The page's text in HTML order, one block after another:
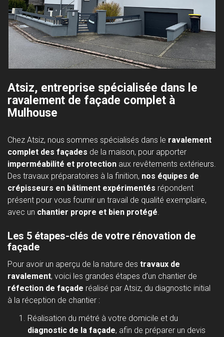
Atsiz, entreprise spécialisée dans le
ravalement de façade complet à
Mulhouse
Chez Atsiz, nous sommes spécialisés dans le ravalement
complet des façades de la maison, pour apporter
imperméabilité et protection aux revêtements extérieurs.
Des travaux préparatoires à la finition, nos équipes de
crépisseurs en bâtiment expérimentés répondent
présent pour vous fournir un travail de qualité exemplaire,
avec un chantier propre et bien protégé.
Les 5 étapes-clés de votre rénovation de
façade
Pour avoir un aperçu de la nature des travaux de
ravalement, voici les grandes étapes d’un chantier de
réfection de façade réalisé par Atsiz, du diagnostic initial
à la réception de chantier :
Réalisation du métré à votre domicile et du
diagnostic de la façade, afin de préparer un devis